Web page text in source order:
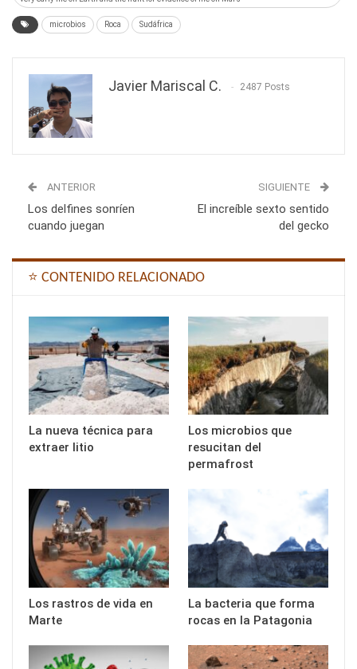
microbios Roca Sudáfrica
Javier Mariscal C. 2487 Posts
ANTERIOR
Los delfines sonríen
cuando juegan
SIGUIENTE
El increíble sexto sentido
del gecko
⭐ CONTENIDO RELACIONADO
La nueva técnica para
extraer litio
Los microbios que
resucitan del
permafrost
Los rastros de vida en
Marte
La bacteria que forma
rocas en la Patagonia